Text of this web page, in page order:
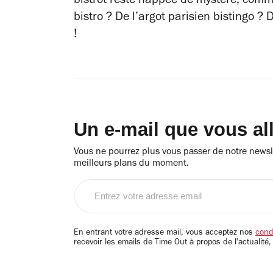
bistro ? De l’argot parisien bistingo ?
!
Un e-mail que vous
Vous ne pourrez plus vous passer de notre
meilleurs plans du moment.
email
En entrant votre adresse mail, vous acceptez nos
recevoir les emails de Time Out à propos de